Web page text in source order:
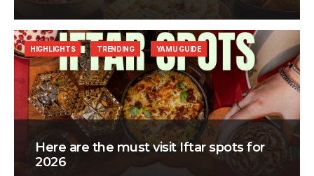
Here are the must visit Iftar spots for
2026
HIGHLIGHTS TRENDING YAMU GUIDE